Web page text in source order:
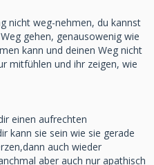
nicht weg-nehmen, du kannst
gehen, genausowenig wie
kann und deinen Weg nicht
mitfühlen und ihr zeigen, wie
einen aufrechten
kann sie sein wie sie gerade
auch wieder
aber auch nur apathisch